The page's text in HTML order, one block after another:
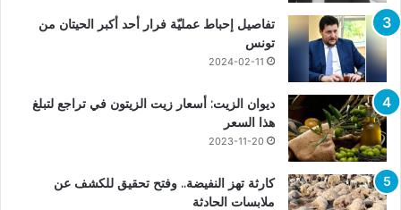
تفاصيل إحباط عمليّة فرار أحد أكبر الحيتان من
تونس
2024-02-11
ديوان الزيت: أسعار زيت الزيتون في تراجع لتبلغ
هذا السعر
2023-11-20
كارثة تهز النفيضة.. وفتح تحقيق للكشف عن
ملابسات الحادثة